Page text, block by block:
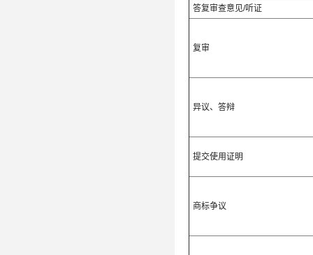
答复审查意见/听证
复审
异议、答辩
提交使用证明
商标争议